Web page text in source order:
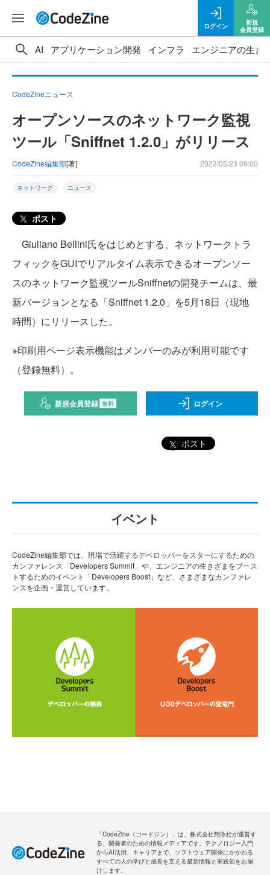
ログイン
新規
会員登録
AI アプリケーション開発 インフラ エンジニアの生き
CodeZineニュース
オープンソースのネットワーク監視
ツール「Sniffnet 1.2.0」がリリース
CodeZine編集部[著] 2023/05/23 09:00
ネットワーク ニュース
ポスト
Giuliano Bellini氏をはじめとする、ネットワークトラ
フィックをGUIでリアルタイム表示できるオープンソー
スのネットワーク監視ツールSniffnetの開発チームは、最
新バージョンとなる「Sniffnet 1.2.0」を5月18日（現地
時間）にリリースした。
※印刷用ページ表示機能はメンバーのみが利用可能です
（登録無料）。
新規会員登録 無料 ログイン
ポスト
イベント
CodeZine編集部では、現場で活躍するデベロッパーをスターにするための
カンファレンス「Developers Summit」や、エンジニアの生きざまをブース
トするためのイベント「Developers Boost」など、さまざまなカンファレ
ンスを企画・運営しています。
「CodeZine（コードジン）」は、株式会社翔泳社が運営す
る、開発者のための情報メディアです。テクノロジー入門
からAI活用、キャリアまで、ソフトウェア開発にかかわる
すべての人の学びと成長を支える最新情報と実践知をお届
けします。